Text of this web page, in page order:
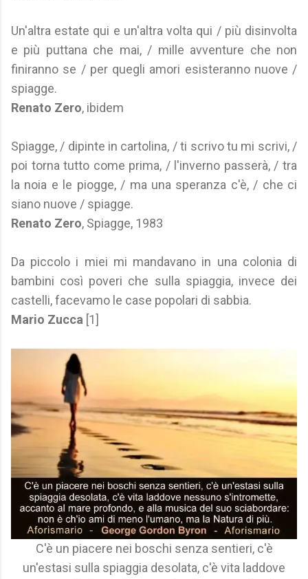
Un'altra estate qui e un'altra volta qui / più disinvolta
e più puttana che mai, / mille avventure che non
finiranno se / per quegli amori esisteranno nuove /
spiagge.
Renato Zero, ibidem
Spiagge, / dipinte in cartolina, / ti scrivo tu mi scrivi, /
poi torna tutto come prima, / l'inverno passerà, / tra
la noia e le piogge, / ma una speranza c'è, / che ci
siano nuove / spiagge.
Renato Zero, Spiagge, 1983
Da piccolo i miei mi mandavano in una colonia di
bambini così poveri che sulla spiaggia, invece dei
castelli, facevamo le case popolari di sabbia.
Mario Zucca [1]
C'è un piacere nei boschi senza sentieri, c'è
un'estasi sulla spiaggia desolata, c'è vita laddove